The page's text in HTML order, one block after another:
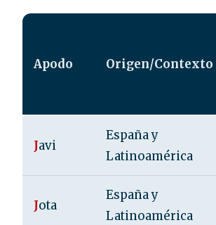
Apodo Origen/Contexto
Javi
España y
Latinoamérica
Jota
España y
Latinoamérica